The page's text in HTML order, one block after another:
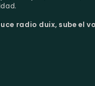
radio duix, sube el